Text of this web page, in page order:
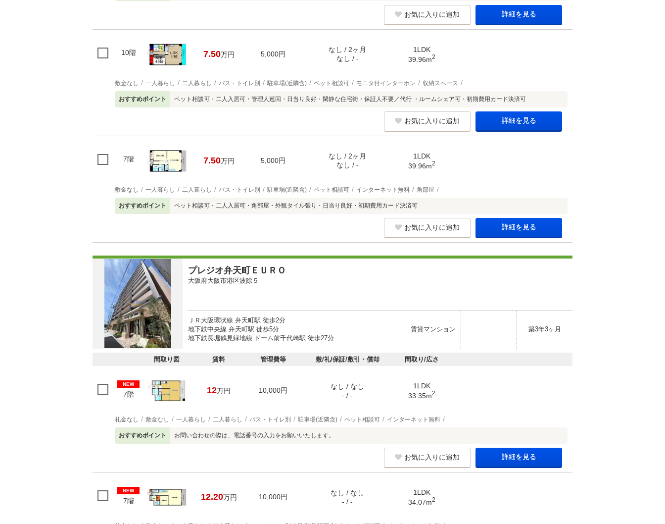
お気に入りに追加 詳細を見る
10階 7.50万円 5,000円
なし / 2ヶ月
なし / -
1LDK
39.96m2
敷金なし 一人暮らし 二人暮らし バス・トイレ別 駐車場(近隣含) ペット相談可 モニタ付インターホン 収納スペース
おすすめポイント ペット相談可・二人入居可・管理人巡回・日当り良好・閑静な住宅街・保証人不要／代行 ・ルームシェア可・初期費用カード決済可
お気に入りに追加 詳細を見る
7階 7.50万円 5,000円
なし / 2ヶ月
なし / -
1LDK
39.96m2
敷金なし 一人暮らし 二人暮らし バス・トイレ別 駐車場(近隣含) ペット相談可 インターネット無料 角部屋
おすすめポイント ペット相談可・二人入居可・角部屋・外観タイル張り・日当り良好・初期費用カード決済可
お気に入りに追加 詳細を見る
プレジオ弁天町ＥＵＲＯ
大阪府大阪市港区波除５
ＪＲ大阪環状線 弁天町駅 徒歩2分
地下鉄中央線 弁天町駅 徒歩5分
地下鉄長堀鶴見緑地線 ドーム前千代崎駅 徒歩27分
賃貸マンション 築3年3ヶ月
間取り図 賃料 管理費等 敷/礼/保証/敷引・償却 間取り/広さ
NEW
7階 12万円 10,000円
なし / なし
- / -
1LDK
33.35m2
礼金なし 敷金なし 一人暮らし 二人暮らし バス・トイレ別 駐車場(近隣含) ペット相談可 インターネット無料
おすすめポイント お問い合わせの際は、電話番号の入力をお願いいたします。
お気に入りに追加 詳細を見る
NEW
7階 12.20万円 10,000円
なし / なし
- / -
1LDK
34.07m2